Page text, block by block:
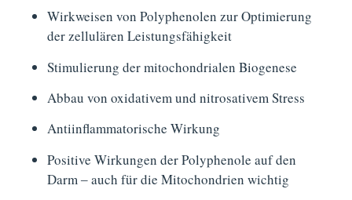
Wirkweisen von Polyphenolen zur Optimierung
der zellulären Leistungsfähigkeit
Stimulierung der mitochondrialen Biogenese
Abbau von oxidativem und nitrosativem Stress
Antiinflammatorische Wirkung
Positive Wirkungen der Polyphenole auf den
Darm ‒ auch für die Mitochondrien wichtig